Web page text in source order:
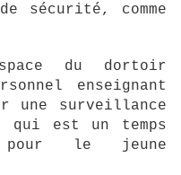
sécurité, comme
du dortoir
enseignant
une surveillance
est un temps
pour le jeune